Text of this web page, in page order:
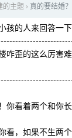
的主题 › 真的要结婚？
孩的人来回答一下
咋歪的这么厉害
你看着两个和你
看，如果不生两